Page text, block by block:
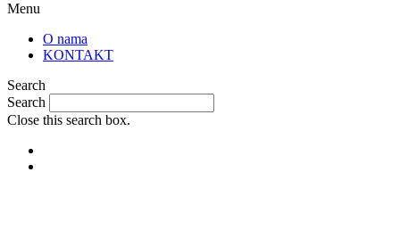
Menu
O nama
KONTAKT
Search
Search
Close this search box.